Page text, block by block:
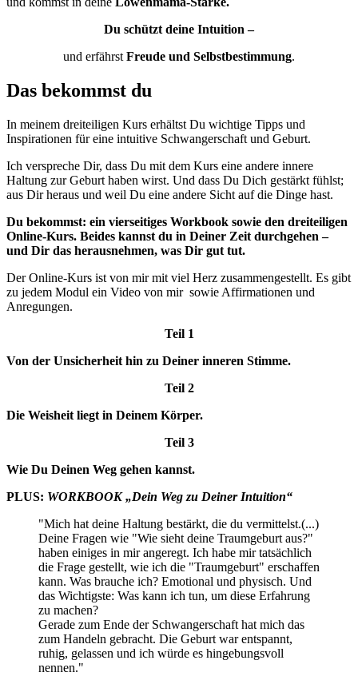
Du schützt deine Intuition –
und erfährst Freude und Selbstbestimmung.
Das bekommst du
In meinem dreiteiligen Kurs erhältst Du wichtige Tipps und
Inspirationen für eine intuitive Schwangerschaft und Geburt.
Ich verspreche Dir, dass Du mit dem Kurs eine andere innere
Haltung zur Geburt haben wirst. Und dass Du Dich gestärkt fühlst;
aus Dir heraus und weil Du eine andere Sicht auf die Dinge hast.
Du bekommst: ein vierseitiges Workbook sowie den dreiteiligen
Online-Kurs. Beides kannst du in Deiner Zeit durchgehen –
und Dir das herausnehmen, was Dir gut tut.
Der Online-Kurs ist von mir mit viel Herz zusammengestellt. Es gibt
zu jedem Modul ein Video von mir sowie Affirmationen und
Anregungen.
Teil 1
Von der Unsicherheit hin zu Deiner inneren Stimme.
Teil 2
Die Weisheit liegt in Deinem Körper.
Teil 3
Wie Du Deinen Weg gehen kannst.
PLUS: WORKBOOK „Dein Weg zu Deiner Intuition“
"Mich hat deine Haltung bestärkt, die du vermittelst.(...)
Deine Fragen wie "Wie sieht deine Traumgeburt aus?"
haben einiges in mir angeregt. Ich habe mir tatsächlich
die Frage gestellt, wie ich die "Traumgeburt" erschaffen
kann. Was brauche ich? Emotional und physisch. Und
das Wichtigste: Was kann ich tun, um diese Erfahrung
zu machen?
Gerade zum Ende der Schwangerschaft hat mich das
zum Handeln gebracht. Die Geburt war entspannt,
ruhig, gelassen und ich würde es hingebungsvoll
nennen."